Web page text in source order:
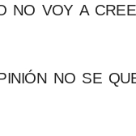
NO VOY A
NO SE